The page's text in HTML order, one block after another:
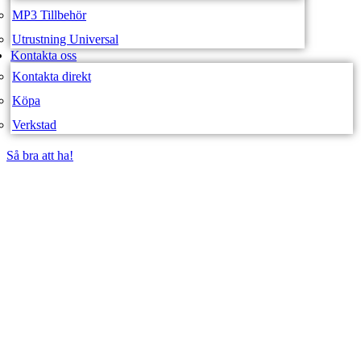
MP3 Tillbehör
Utrustning Universal
Kontakta oss
Kontakta direkt
Köpa
Verkstad
Så bra att ha!